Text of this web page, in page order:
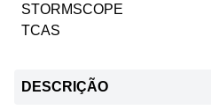
STORMSCOPE
TCAS
DESCRIÇÃO